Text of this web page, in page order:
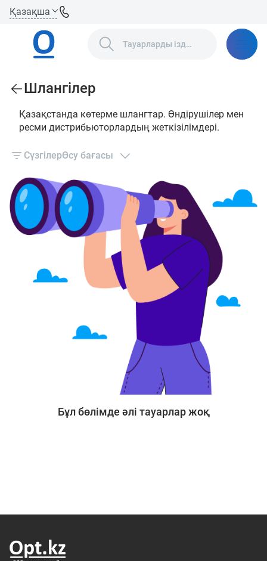
Қазақша
Шлангілер
Қазақстанда көтерме шлангтар. Өндірушілер мен
ресми дистрибьюторлардың жеткізілімдері.
СүзгілерӨсу бағасы
Бұл бөлімде әлі тауарлар жоқ